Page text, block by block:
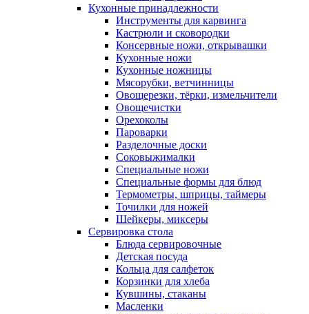
Кухонные принадлежности
Инструменты для карвинга
Кастрюли и сковородки
Консервные ножи, открывашки
Кухонные ножи
Кухонные ножницы
Мясорубки, ветчинницы
Овощерезки, тёрки, измельчители
Овощечистки
Орехоколы
Пароварки
Разделочные доски
Соковыжималки
Специальные ножи
Специальные формы для блюд
Термометры, шприцы, таймеры
Точилки для ножей
Шейкеры, миксеры
Сервировка стола
Блюда сервировочные
Детская посуда
Кольца для салфеток
Корзинки для хлеба
Кувшины, стаканы
Масленки